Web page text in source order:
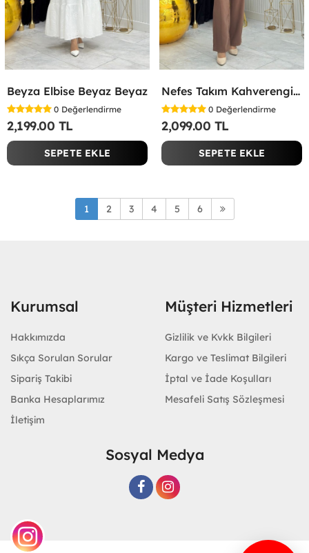
Beyza Elbise Beyaz Beyaz
0 Değerlendirme
2,199.00 TL
SEPETE EKLE
Nefes Takım Kahverengi Kahverengi
0 Değerlendirme
2,099.00 TL
SEPETE EKLE
1 2 3 4 5 6
Kurumsal
Hakkımızda
Sıkça Sorulan Sorular
Sipariş Takibi
Banka Hesaplarımız
İletişim
Müşteri Hizmetleri
Gizlilik ve Kvkk Bilgileri
Kargo ve Teslimat Bilgileri
İptal ve İade Koşulları
Mesafeli Satış Sözleşmesi
Sosyal Medya